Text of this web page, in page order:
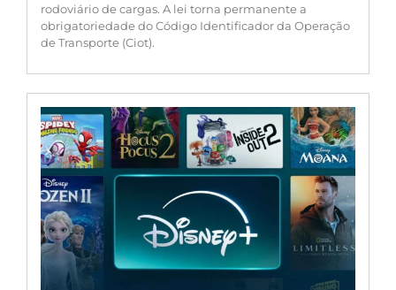
rodoviário de cargas. A lei torna permanente a
obrigatoriedade do Código Identificador da Operação
de Transporte (Ciot).